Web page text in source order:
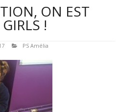
ON EST
!
PS Amélia